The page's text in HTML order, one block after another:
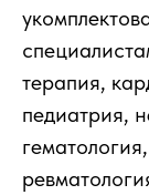
терапия,
педиатрия,